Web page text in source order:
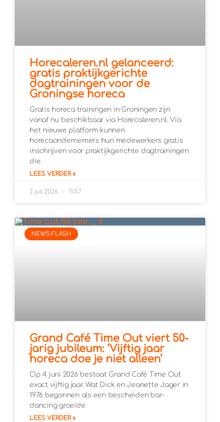
Horecaleren.nl gelanceerd:
gratis praktijkgerichte
dagtrainingen voor de
Groningse horeca
Gratis horeca trainingen in Groningen zijn
vanaf nu beschikbaar via Horecaleren.nl. Via
het nieuwe platform kunnen
horecaondernemers hun medewerkers gratis
inschrijven voor praktijkgerichte dagtrainingen
die
LEES VERDER »
2 juli 2026 11:57
NEWS FLASH
Grand Café Time Out viert 50-
jarig jubileum: ‘Vijftig jaar
horeca doe je niet alleen’
Op 4 juni 2026 bestaat Grand Café Time Out
exact vijftig jaar. Wat Dick en Jeanette Jager in
1976 begonnen als een bescheiden bar-
dancing groeide
LEES VERDER »